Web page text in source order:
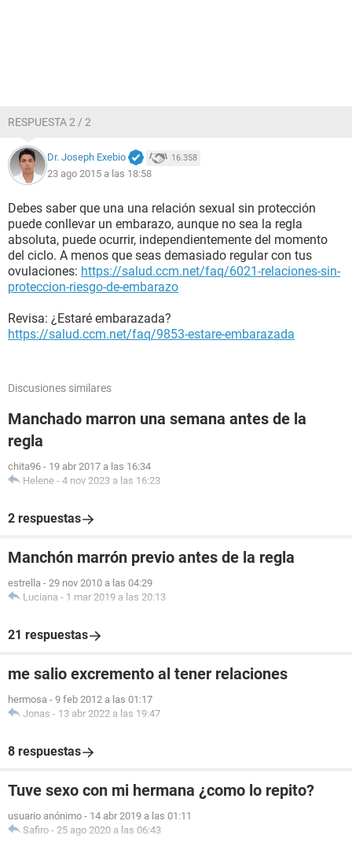
RESPUESTA 2 / 2
Dr. Joseph Exebio 16.358
23 ago 2015 a las 18:58
Debes saber que una una relación sexual sin protección
puede conllevar un embarazo, aunque no sea la regla
absoluta, puede ocurrir, independientemente del momento
del ciclo. A menos que seas demasiado regular con tus
ovulaciones: https://salud.ccm.net/faq/6021-relaciones-sin-
proteccion-riesgo-de-embarazo
Revisa: ¿Estaré embarazada?
https://salud.ccm.net/faq/9853-estare-embarazada
Discusiones similares
Manchado marron una semana antes de la
regla
chita96 - 19 abr 2017 a las 16:34
Helene - 4 nov 2023 a las 16:23
2 respuestas
Manchón marrón previo antes de la regla
estrella - 29 nov 2010 a las 04:29
Luciana - 1 mar 2019 a las 20:13
21 respuestas
me salio excremento al tener relaciones
hermosa - 9 feb 2012 a las 01:17
Jonas - 13 abr 2022 a las 19:47
8 respuestas
Tuve sexo con mi hermana ¿como lo repito?
usuario anónimo - 14 abr 2019 a las 01:11
Safiro - 25 ago 2020 a las 06:43